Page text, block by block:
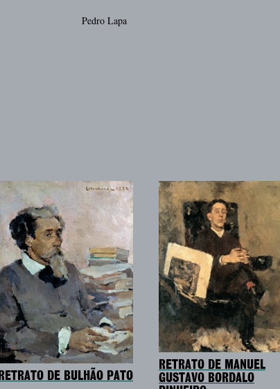
Pedro Lapa
RETRATO DE BULHÃO PATO
RETRATO DE MANUEL
GUSTAVO BORDALO